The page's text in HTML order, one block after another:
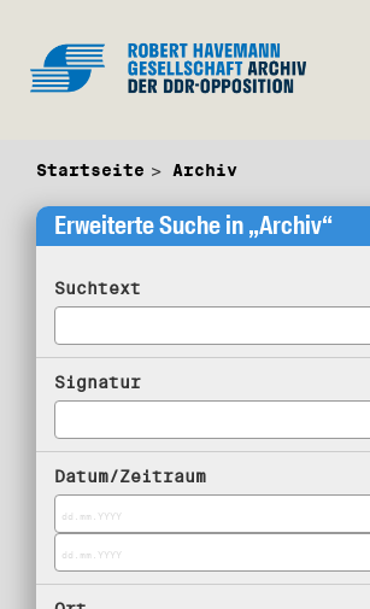
Startseite Archiv
Erweiterte Suche in „Archiv“
Suchtext
Signatur
Datum/Zeitraum